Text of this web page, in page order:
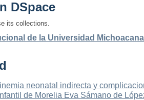
DSpace
its collections.
de la Universidad
neonatal indirecta y
de Morelia Eva Sámano de